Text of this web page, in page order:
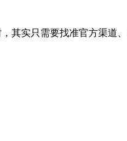
其实只需要找准官方渠道